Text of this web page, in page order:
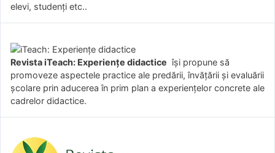
elevi, studenți etc..
Revista iTeach: Experienţe didactice îşi propune să
promoveze aspectele practice ale predării, învăţării şi evaluării
şcolare prin aducerea în prim plan a experienţelor concrete ale
cadrelor didactice.